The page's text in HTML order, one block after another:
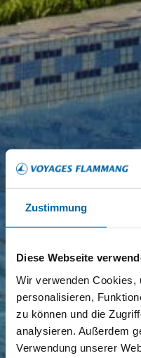
Zustimmung
Diese Webseite
Wir verwenden Cookies,
personalisieren,
zu können und die
analysieren. Außerdem
Verwendung unserer